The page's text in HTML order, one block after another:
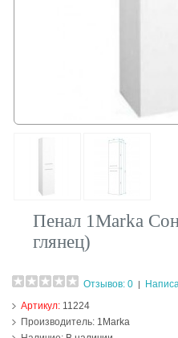
Пенал 1Marka
глянец)
Отзывов: 0
Артикул: 11224
Производитель: 1Marka